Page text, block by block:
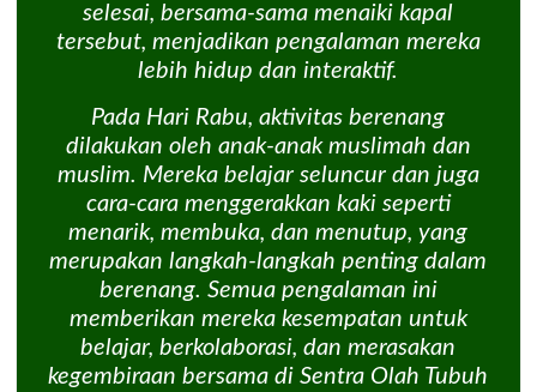
selesai, bersama-sama menaiki kapal
tersebut, menjadikan pengalaman mereka
lebih hidup dan interaktif.
Pada Hari Rabu, aktivitas berenang
dilakukan oleh anak-anak muslimah dan
muslim. Mereka belajar seluncur dan juga
cara-cara menggerakkan kaki seperti
menarik, membuka, dan menutup, yang
merupakan langkah-langkah penting dalam
berenang. Semua pengalaman ini
memberikan mereka kesempatan untuk
belajar, berkolaborasi, dan merasakan
kegembiraan bersama di Sentra Olah Tubuh